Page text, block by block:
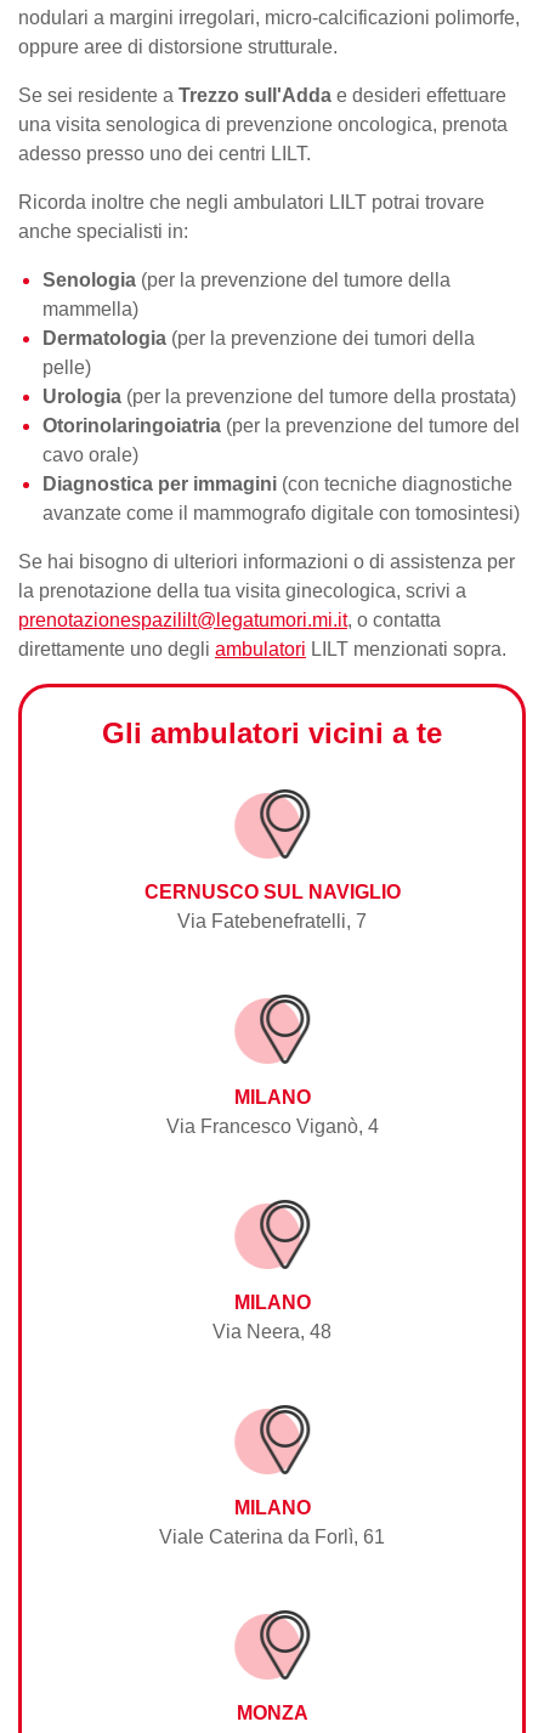
nodulari a margini irregolari, micro-calcificazioni polimorfe,
oppure aree di distorsione strutturale.
Se sei residente a Trezzo sull'Adda e desideri effettuare
una visita senologica di prevenzione oncologica, prenota
adesso presso uno dei centri LILT.
Ricorda inoltre che negli ambulatori LILT potrai trovare
anche specialisti in:
Senologia (per la prevenzione del tumore della
mammella)
Dermatologia (per la prevenzione dei tumori della
pelle)
Urologia (per la prevenzione del tumore della prostata)
Otorinolaringoiatria (per la prevenzione del tumore del
cavo orale)
Diagnostica per immagini (con tecniche diagnostiche
avanzate come il mammografo digitale con tomosintesi)
Se hai bisogno di ulteriori informazioni o di assistenza per
la prenotazione della tua visita ginecologica, scrivi a
prenotazionespazililt@legatumori.mi.it, o contatta
direttamente uno degli ambulatori LILT menzionati sopra.
Gli ambulatori vicini a te
CERNUSCO SUL NAVIGLIO
Via Fatebenefratelli, 7
MILANO
Via Francesco Viganò, 4
MILANO
Via Neera, 48
MILANO
Viale Caterina da Forlì, 61
MONZA